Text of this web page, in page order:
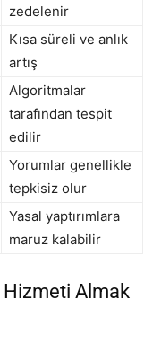
zedelenir
Kısa süreli ve anlık
artış
Algoritmalar
tarafından tespit
edilir
Yorumlar genellikle
tepkisiz olur
Yasal yaptırımlara
maruz kalabilir
Hizmeti Almak